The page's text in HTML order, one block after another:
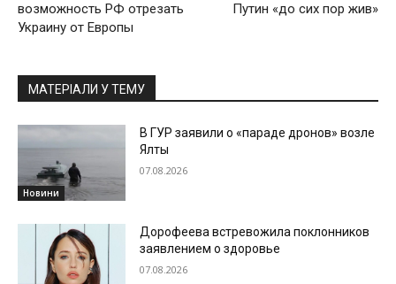
возможность РФ отрезать
Украину от Европы
Путин «до сих пор жив»
МАТЕРІАЛИ У ТЕМУ
Новини
В ГУР заявили о «параде дронов» возле
Ялты
07.08.2026
Дорофеева встревожила поклонников
заявлением о здоровье
07.08.2026